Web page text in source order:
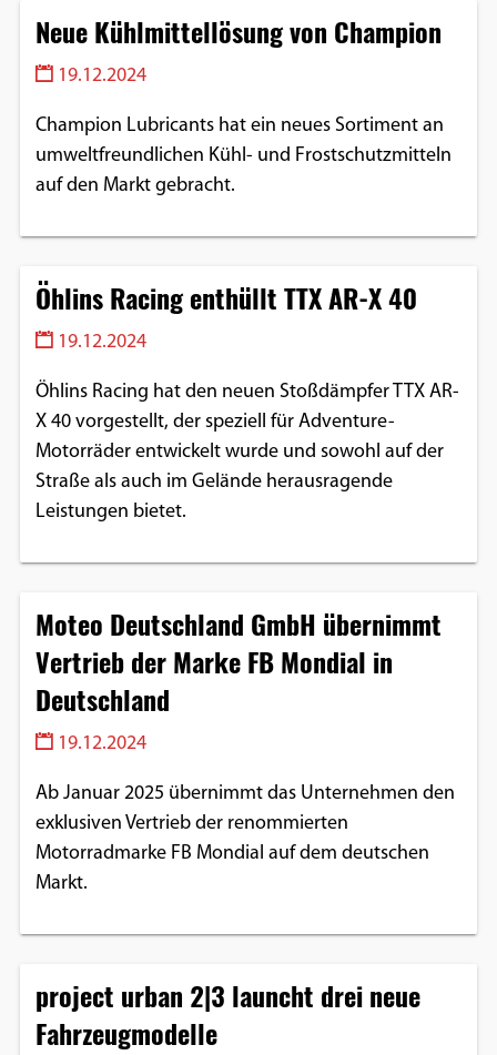
Neue Kühlmittellösung von Champion
19.12.2024
Champion Lubricants hat ein neues Sortiment an
umweltfreundlichen Kühl- und Frostschutzmitteln
auf den Markt gebracht.
Öhlins Racing enthüllt TTX AR-X 40
19.12.2024
Öhlins Racing hat den neuen Stoßdämpfer TTX AR-
X 40 vorgestellt, der speziell für Adventure-
Motorräder entwickelt wurde und sowohl auf der
Straße als auch im Gelände herausragende
Leistungen bietet.
Moteo Deutschland GmbH übernimmt
Vertrieb der Marke FB Mondial in
Deutschland
19.12.2024
Ab Januar 2025 übernimmt das Unternehmen den
exklusiven Vertrieb der renommierten
Motorradmarke FB Mondial auf dem deutschen
Markt.
project urban 2|3 launcht drei neue
Fahrzeugmodelle
Dieser Cookie speichert die ausgewählten
Einverständnis-Optionen des Benutzers
1 Jahr
Social Media Plattformen anzeigen zu
können, werden von diesen externen
Medien Cookies gesetzt.
YouTube
Vimeo
Google